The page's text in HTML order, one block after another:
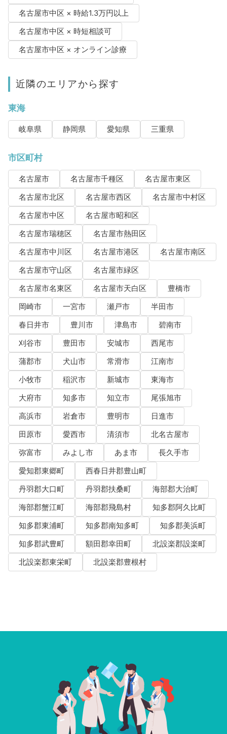
名古屋市中区 × 時給1.3万円以上
名古屋市中区 × 時短相談可
名古屋市中区 × オンライン診療
近隣のエリアから探す
東海
岐阜県 静岡県 愛知県 三重県
市区町村
名古屋市 名古屋市千種区
名古屋市東区
名古屋市北区
名古屋市西区
名古屋市中村区
名古屋市中区
名古屋市昭和区
名古屋市瑞穂区
名古屋市熱田区
名古屋市中川区
名古屋市港区
名古屋市南区
名古屋市守山区
名古屋市緑区
名古屋市名東区
名古屋市天白区
豊橋市
岡崎市
一宮市 瀬戸市
半田市
春日井市
豊川市 津島市
碧南市
刈谷市
豊田市 安城市
西尾市
蒲郡市
犬山市 常滑市
江南市
小牧市
稲沢市 新城市
東海市
大府市
知多市 知立市
尾張旭市
高浜市
岩倉市 豊明市
日進市
田原市
愛西市 清須市
北名古屋市
弥富市
みよし市 あま市
長久手市
愛知郡東郷町
西春日井郡豊山町
丹羽郡大口町
丹羽郡扶桑町
海部郡大治町
海部郡蟹江町
海部郡飛島村
知多郡阿久比町
知多郡東浦町
知多郡南知多町
知多郡美浜町
知多郡武豊町
額田郡幸田町
北設楽郡設楽町
北設楽郡東栄町
北設楽郡豊根村